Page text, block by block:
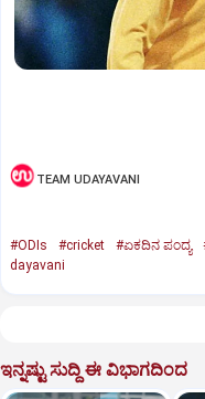
TEAM UDAYAVANI
#ODIs #cricket #ಏಕದಿನ ಪಂದ್ಯ
dayavani
ಇನ್ನಷ್ಟು ಸುದ್ದಿ ಈ ವಿಭಾಗದಿಂದ